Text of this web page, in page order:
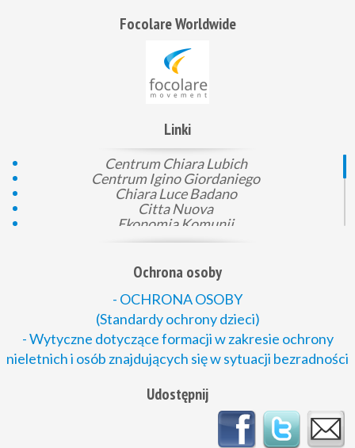
Focolare Worldwide
Linki
Centrum Chiara Lubich
Centrum Igino Giordaniego
Chiara Luce Badano
Citta Nuova
Ekonomia Komunii
Gen 4
Komunia i prawo
Loppiano
Mali pomocnicy Boga
Montet
Młodzież dla Zjednoczonego Świata
Nowe Rodziny
Passaparola
Polska Rada Ekumeniczna
Rada Ruchów Katolickich
Stowarzyszenie Fiore
Ochrona osoby
- OCHRONA OSOBY
(Standardy ochrony dzieci)
- Wytyczne dotyczące formacji w zakresie ochrony
nieletnich i osób znajdujących się w sytuacji bezradności
Udostępnij